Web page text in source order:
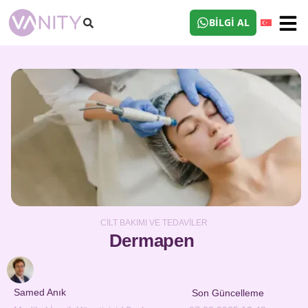
BILGI AL
CILT BAKIMI VE TEDAVILER
Dermapen
Samed Anık
Son Güncelleme